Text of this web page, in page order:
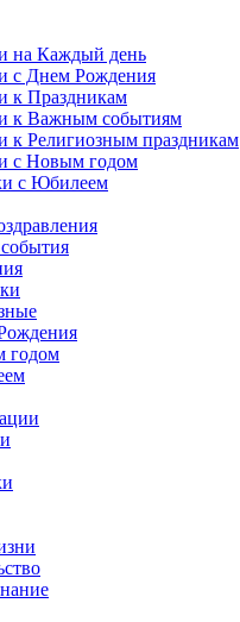
на Каждый день
с Днем Рождения
к Праздникам
к Важным событиям
к Религиозным праздникам
с Новым годом
с Юбилеем
годом